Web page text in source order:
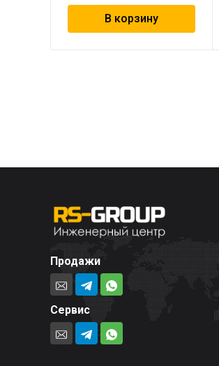
В корзину
Продажи
Сервис